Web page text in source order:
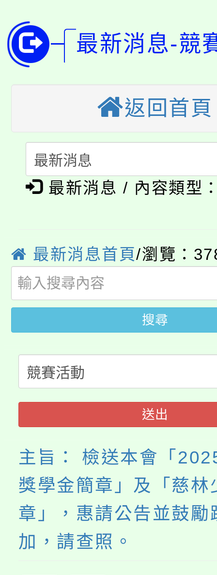
代理(課)教師甄選結果(
公告本校115學年度第
代理(課)教師甄選結果(
轉知中國文化大學推廣
《TA101》溝通分析基
程，歡迎學生輔導中心
心理、諮商輔導、社會
系所師生報名參加。
轉知苗栗縣政府辦理
縣市「校園短影音徵
門員」簡章及活動海報
踴躍報名參加。
桃園市115學年度學生
要點
「桃園市補助參觀特色
展演活動實施計畫」
115年度「教育部表揚
義教育推展貢獻獎」
公告本校115學年度第
生本土語及新住民語歌
公告本校115學年度第
代理(課)教師甄選結果(
公告本校115學年度第
代理(課)教師甄選結果(
轉知中國文化大學推廣
《TA101》溝通分析基
程，歡迎學生輔導中心
心理、諮商輔導、社會
系所師生報名參加。
轉知苗栗縣政府辦理
縣市「校園短影音徵選
門員」簡章及活動海報
踴躍報名參加。
桃園市115學年度學生
要點
「桃園市補助參觀特色
展演活動實施計畫」
115年度「教育部表揚
義教育推展貢獻獎」
最新消息-競
返回首頁
最新消息 / 內容類型
最新消息首頁/瀏覽：
搜尋
送出
主旨： 檢送本會「
獎學金簡章」及「慈林
章」，惠請公告並鼓勵
加，請查照。